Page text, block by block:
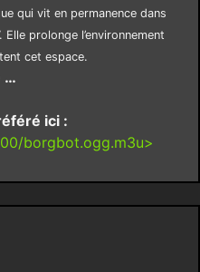
qui vit en permanence dans
prolonge l’environnement
cet espace.
…
ici :
borgbot.ogg.m3u>